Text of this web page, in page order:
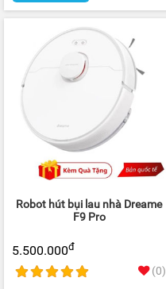
Robot hút bụi lau nhà Dreame
F9 Pro
5.500.000đ
(0)